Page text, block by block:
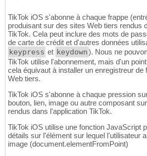
TikTok iOS s'abonne à chaque frappe
produisant sur des sites Web tiers rendus
TikTok. Cela peut inclure des mots de
de carte de crédit et d'autres données
keypress et keydown). Nous ne
TikTok utilise l'abonnement, mais d'un
cela équivaut à installer un enregistreur de
Web tiers.
TikTok iOS s'abonne à chaque pression
bouton, lien, image ou autre composant
rendus dans l'application TikTok.
TikTok iOS utilise une fonction JavaScript
détails sur l'élément sur lequel l'utilisateur
image (document.elementFromPoint)